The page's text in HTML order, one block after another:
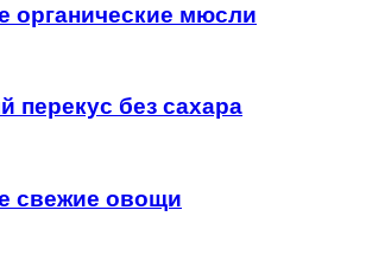
органические мюсли
перекус без сахара
свежие овощи